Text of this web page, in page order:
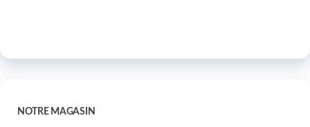
NOTRE MAGASIN